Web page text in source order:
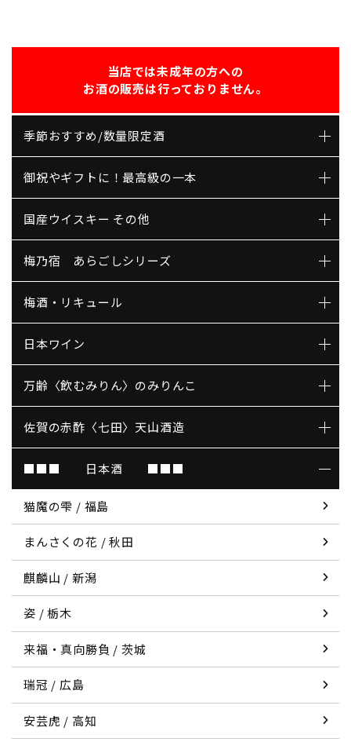
当店では未成年の方への
お酒の販売は行っておりません。
季節おすすめ/数量限定酒
御祝やギフトに！最高級の一本
国産ウイスキー その他
梅乃宿 あらごしシリーズ
梅酒・リキュール
日本ワイン
万齢〈飲むみりん〉のみりんこ
佐賀の赤酢〈七田〉天山酒造
■■■ 日本酒 ■■■
猫魔の雫 / 福島
まんさくの花 / 秋田
麒麟山 / 新潟
姿 / 栃木
来福・真向勝負 / 茨城
瑞冠 / 広島
安芸虎 / 高知